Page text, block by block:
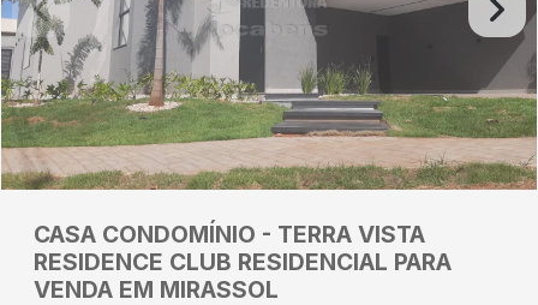
CASA CONDOMÍNIO - TERRA VISTA
RESIDENCE CLUB RESIDENCIAL PARA
VENDA EM MIRASSOL